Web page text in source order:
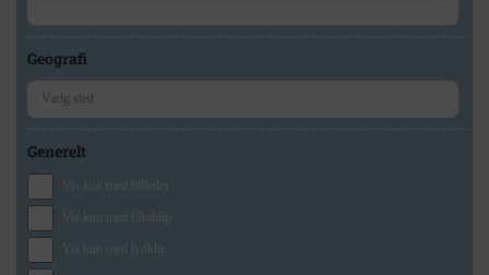
Geografi
Generelt
Vis kun med billeder
Vis kun med filmklip
Vis kun med lydklip